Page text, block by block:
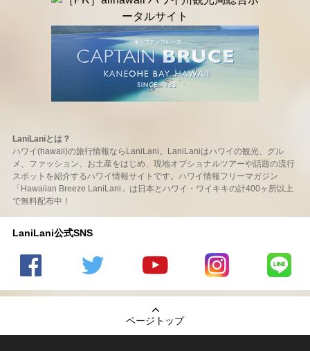
LaniLaniとは？
ハワイ(hawaii)の旅行情報ならLaniLani。LaniLaniはハワイの観光、グル
メ、ファッション、お土産をはじめ、現地オプショナルツアーや話題の流行
スポットを紹介するハワイ情報サイトです。ハワイ情報フリーマガジン
「Hawaiian Breeze LaniLani」は日本とハワイ・ワイキキの計400ヶ所以上
で無料配布中！
LaniLani公式SNS
の
のtwitter
の
Youtube
チャンネ
LaniLani
LaniLani
ページトップ